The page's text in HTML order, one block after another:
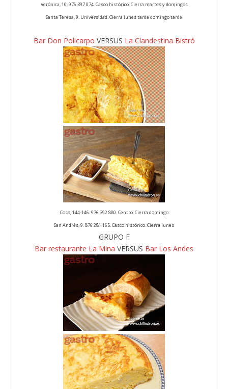
Verónica, 10. 976 397 074. Casco histórico. Cierra martes y domingos
Santa Teresa, 9. Universidad. Cierra lunes tarde domingo tarde
Bar Don Policarpo VERSUS La Clandestina Bistró
Coso, 144-146. 976 392 880. Centro. Cierra domingo
San Andrés, 9. 876 281 165. Casco histórico. Cierra lunes
GRUPO F
Bar restaurante La Mina VERSUS Bar Los Andes